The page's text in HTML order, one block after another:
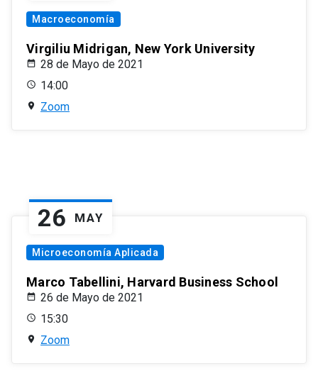
Macroeconomía
Virgiliu Midrigan, New York University
28 de Mayo de 2021
14:00
Zoom
26 MAY
Microeconomía Aplicada
Marco Tabellini, Harvard Business School
26 de Mayo de 2021
15:30
Zoom